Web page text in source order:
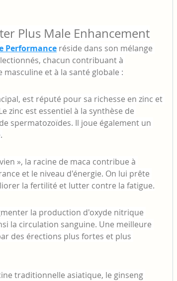
Plus Male Enhancement
Performance réside dans son mélange
chacun contribuant à
et à la santé globale :
est réputé pour sa richesse en zinc et
zinc est essentiel à la synthèse de
spermatozoïdes. Il joue également un
», la racine de maca contribue à
et le niveau d'énergie. On lui prête
la fertilité et lutter contre la fatigue.
la production d'oxyde nitrique
la circulation sanguine. Une meilleure
des érections plus fortes et plus
traditionnelle asiatique, le ginseng